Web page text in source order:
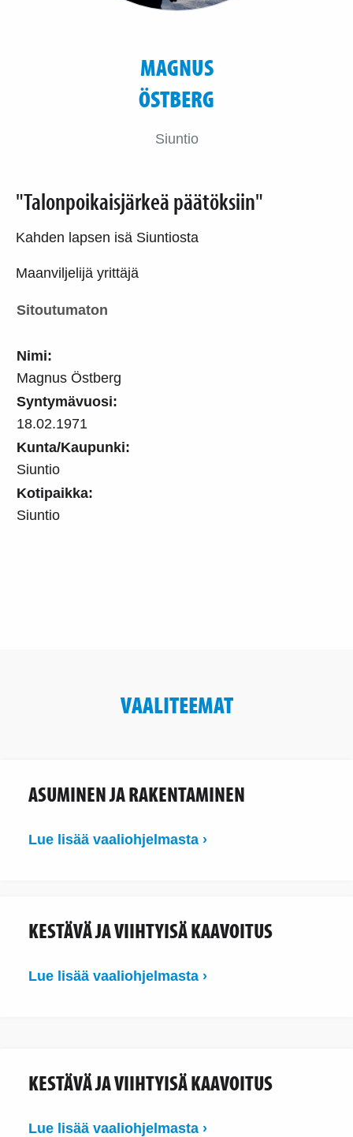
Sitoutumaton
Nimi:
Magnus Östberg
Syntymävuosi:
18.02.1971
Kunta/Kaupunki:
Siuntio
Kotipaikka:
Siuntio
MAGNUS
ÖSTBERG
Siuntio
"Talonpoikaisjärkeä päätöksiin"
Kahden lapsen isä Siuntiosta
Maanviljelijä yrittäjä
VAALITEEMAT
ASUMINEN JA RAKENTAMINEN
Lue lisää vaaliohjelmasta ›
KESTÄVÄ JA VIIHTYISÄ KAAVOITUS
Lue lisää vaaliohjelmasta ›
KESTÄVÄ JA VIIHTYISÄ KAAVOITUS
Lue lisää vaaliohjelmasta ›